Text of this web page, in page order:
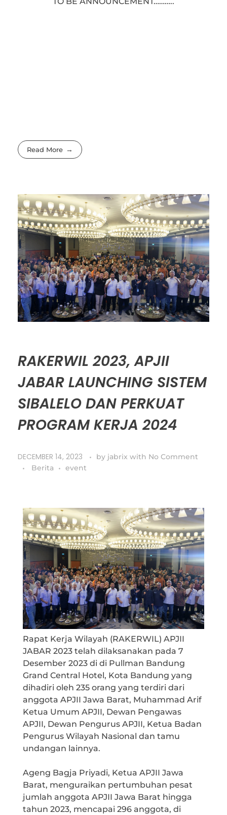
Read More
RAKERWIL 2023, APJII
JABAR LAUNCHING SISTEM
SIBALELO DAN PERKUAT
PROGRAM KERJA 2024
DECEMBER 14, 2023 by jabrix with No Comment
Berita
event
Rapat Kerja Wilayah (RAKERWIL) APJII
JABAR 2023 telah dilaksanakan pada 7
Desember 2023 di di Pullman Bandung
Grand Central Hotel, Kota Bandung yang
dihadiri oleh 235 orang yang terdiri dari
anggota APJII Jawa Barat, Muhammad Arif
Ketua Umum APJII, Dewan Pengawas
APJII, Dewan Pengurus APJII, Ketua Badan
Pengurus Wilayah Nasional dan tamu
undangan lainnya.
Ageng Bagja Priyadi, Ketua APJII Jawa
Barat, menguraikan pertumbuhan pesat
jumlah anggota APJII Jawa Barat hingga
tahun 2023, mencapai 296 anggota, di